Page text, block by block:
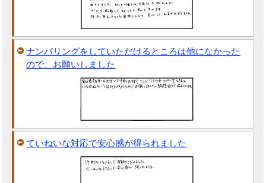
ナンバリングをしていただけるところは他になかった
ので、お願いしました
ていねいな対応で安心感が得られました